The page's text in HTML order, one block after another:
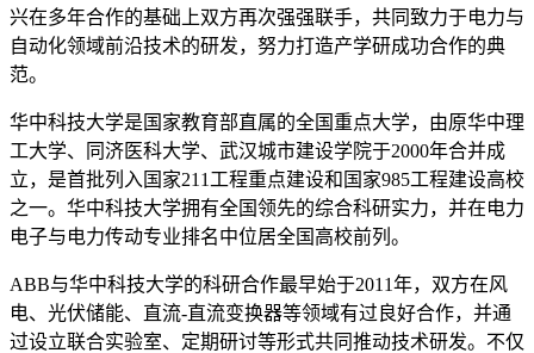
兴在多年合作的基础上双方再次强强联手，共同致力于电力与
自动化领域前沿技术的研发，努力打造产学研成功合作的典
范。
华中科技大学是国家教育部直属的全国重点大学，由原华中理
工大学、同济医科大学、武汉城市建设学院于2000年合并成
立，是首批列入国家211工程重点建设和国家985工程建设高校
之一。华中科技大学拥有全国领先的综合科研实力，并在电力
电子与电力传动专业排名中位居全国高校前列。
ABB与华中科技大学的科研合作最早始于2011年，双方在风
电、光伏储能、直流-直流变换器等领域有过良好合作，并通
过设立联合实验室、定期研讨等形式共同推动技术研发。不仅